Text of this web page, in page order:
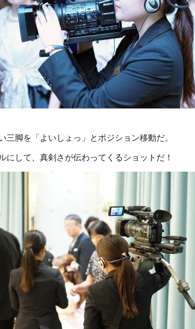
三脚を「よいしょっ」とポジション移動だ。
にして、真剣さが伝わってくるショットだ！